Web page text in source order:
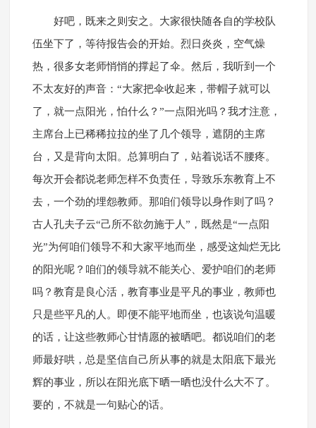
好吧，既来之则安之。大家很快随各自的学校队
伍坐下了，等待报告会的开始。烈日炎炎，空气燥
热，很多女老师悄悄的撑起了伞。然后，我听到一个
不太友好的声音：“大家把伞收起来，带帽子就可以
了，就一点阳光，怕什么？”一点阳光吗？我才注意，
主席台上已稀稀拉拉的坐了几个领导，遮阴的主席
台，又是背向太阳。总算明白了，站着说话不腰疼。
每次开会都说老师怎样不负责任，导致乐东教育上不
去，一个劲的埋怨教师。那咱们领导以身作则了吗？
古人孔夫子云“己所不欲勿施于人”，既然是“一点阳
光”为何咱们领导不和大家平地而坐，感受这灿烂无比
的阳光呢？咱们的领导就不能关心、爱护咱们的老师
吗？教育是良心活，教育事业是平凡的事业，教师也
只是些平凡的人。即便不能平地而坐，也该说句温暖
的话，让这些教师心甘情愿的被晒吧。都说咱们的老
师最好哄，总是坚信自己所从事的就是太阳底下最光
辉的事业，所以在阳光底下晒一晒也没什么大不了。
要的，不就是一句贴心的话。